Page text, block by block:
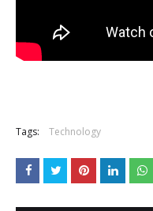
Tags: Technology